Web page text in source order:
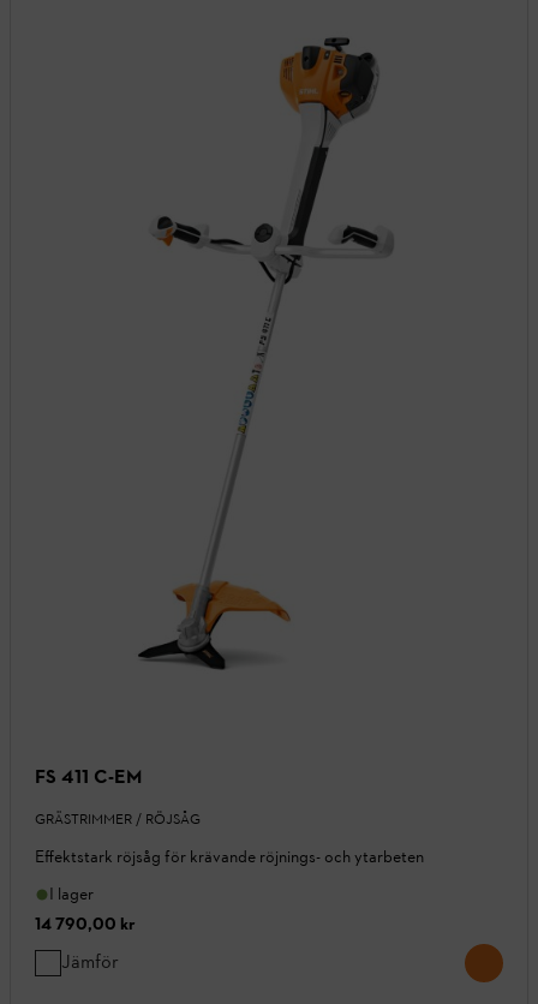
FS 411 C-EM
GRÄSTRIMMER / RÖJSÅG
Effektstark röjsåg för krävande röjnings- och ytarbeten
I lager
14 790,00 kr
Jämför